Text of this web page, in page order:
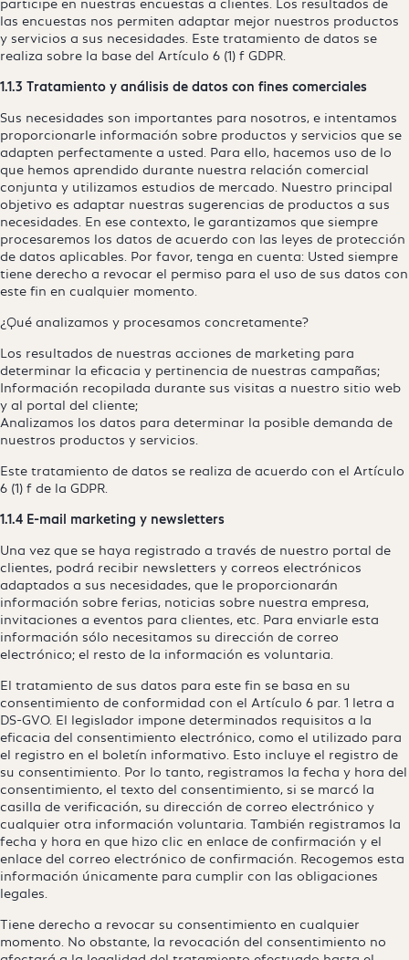
las encuestas nos permiten adaptar mejor nuestros productos
y servicios a sus necesidades. Este tratamiento de datos se
realiza sobre la base del Artículo 6 (1) f GDPR.
1.1.3 Tratamiento y análisis de datos con fines comerciales
Sus necesidades son importantes para nosotros, e intentamos
proporcionarle información sobre productos y servicios que se
adapten perfectamente a usted. Para ello, hacemos uso de lo
que hemos aprendido durante nuestra relación comercial
conjunta y utilizamos estudios de mercado. Nuestro principal
objetivo es adaptar nuestras sugerencias de productos a sus
necesidades. En ese contexto, le garantizamos que siempre
procesaremos los datos de acuerdo con las leyes de protección
de datos aplicables. Por favor, tenga en cuenta: Usted siempre
tiene derecho a revocar el permiso para el uso de sus datos con
este fin en cualquier momento.
¿Qué analizamos y procesamos concretamente?
Los resultados de nuestras acciones de marketing para
determinar la eficacia y pertinencia de nuestras campañas;
Información recopilada durante sus visitas a nuestro sitio web
y al portal del cliente;
Analizamos los datos para determinar la posible demanda de
nuestros productos y servicios.
Este tratamiento de datos se realiza de acuerdo con el Artículo
6 (1) f de la GDPR.
1.1.4 E-mail marketing y newsletters
Una vez que se haya registrado a través de nuestro portal de
clientes, podrá recibir newsletters y correos electrónicos
adaptados a sus necesidades, que le proporcionarán
información sobre ferias, noticias sobre nuestra empresa,
invitaciones a eventos para clientes, etc. Para enviarle esta
información sólo necesitamos su dirección de correo
electrónico; el resto de la información es voluntaria.
El tratamiento de sus datos para este fin se basa en su
consentimiento de conformidad con el Artículo 6 par. 1 letra a
DS-GVO. El legislador impone determinados requisitos a la
eficacia del consentimiento electrónico, como el utilizado para
el registro en el boletín informativo. Esto incluye el registro de
su consentimiento. Por lo tanto, registramos la fecha y hora del
consentimiento, el texto del consentimiento, si se marcó la
casilla de verificación, su dirección de correo electrónico y
cualquier otra información voluntaria. También registramos la
fecha y hora en que hizo clic en enlace de confirmación y el
enlace del correo electrónico de confirmación. Recogemos esta
información únicamente para cumplir con las obligaciones
legales.
Tiene derecho a revocar su consentimiento en cualquier
momento. No obstante, la revocación del consentimiento no